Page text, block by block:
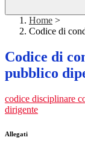
Home >
Codice di
Codice di
pubblico
codice disciplinare
dirigente
Allegati